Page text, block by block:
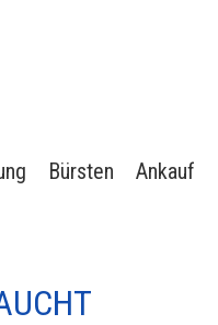
Bürsten Ankauf